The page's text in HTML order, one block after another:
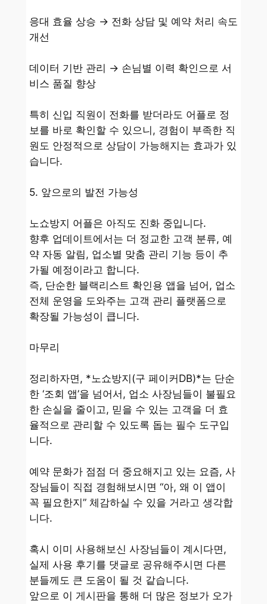
응대 효율 상승 → 전화 상담 및 예약 처리 속도
개선
데이터 기반 관리 → 손님별 이력 확인으로 서
비스 품질 향상
특히 신입 직원이 전화를 받더라도 어플로 정
보를 바로 확인할 수 있으니, 경험이 부족한 직
원도 안정적으로 상담이 가능해지는 효과가 있
습니다.
5. 앞으로의 발전 가능성
노쇼방지 어플은 아직도 진화 중입니다.
향후 업데이트에서는 더 정교한 고객 분류, 예
약 자동 알림, 업소별 맞춤 관리 기능 등이 추
가될 예정이라고 합니다.
즉, 단순한 블랙리스트 확인용 앱을 넘어, 업소
전체 운영을 도와주는 고객 관리 플랫폼으로
확장될 가능성이 큽니다.
마무리
정리하자면, *노쇼방지(구 페이커DB)*는 단순
한 ‘조회 앱’을 넘어서, 업소 사장님들이 불필요
한 손실을 줄이고, 믿을 수 있는 고객을 더 효
율적으로 관리할 수 있도록 돕는 필수 도구입
니다.
예약 문화가 점점 더 중요해지고 있는 요즘, 사
장님들이 직접 경험해보시면 “아, 왜 이 앱이
꼭 필요한지” 체감하실 수 있을 거라고 생각합
니다.
혹시 이미 사용해보신 사장님들이 계시다면,
실제 사용 후기를 댓글로 공유해주시면 다른
분들께도 큰 도움이 될 것 같습니다.
앞으로 이 게시판을 통해 더 많은 정보가 오가